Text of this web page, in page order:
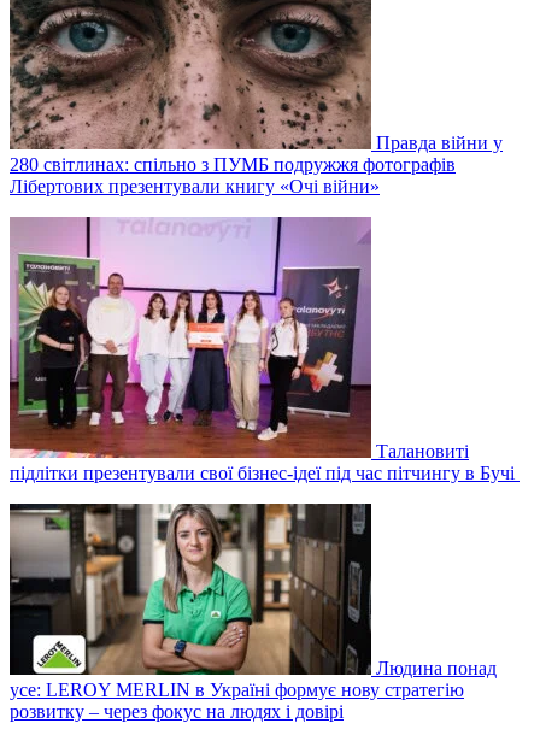
Правда війни у
280 світлинах: спільно з ПУМБ подружжя фотографів
Лібертових презентували книгу «Очі війни»
Талановиті
підлітки презентували свої бізнес-ідеї під час пітчингу в Бучі
Людина понад
усе: LEROY MERLIN в Україні формує нову стратегію
розвитку – через фокус на людях і довірі